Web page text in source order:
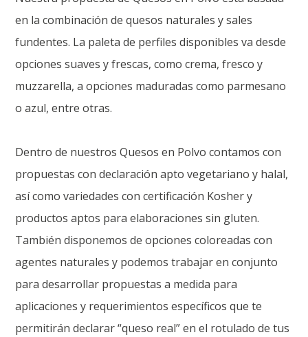
en la combinación de quesos naturales y sales
fundentes. La paleta de perfiles disponibles va desde
opciones suaves y frescas, como crema, fresco y
muzzarella, a opciones maduradas como parmesano
o azul, entre otras.
Dentro de nuestros Quesos en Polvo contamos con
propuestas con declaración apto vegetariano y halal,
así como variedades con certificación Kosher y
productos aptos para elaboraciones sin gluten.
También disponemos de opciones coloreadas con
agentes naturales y podemos trabajar en conjunto
para desarrollar propuestas a medida para
aplicaciones y requerimientos específicos que te
permitirán declarar “queso real” en el rotulado de tus